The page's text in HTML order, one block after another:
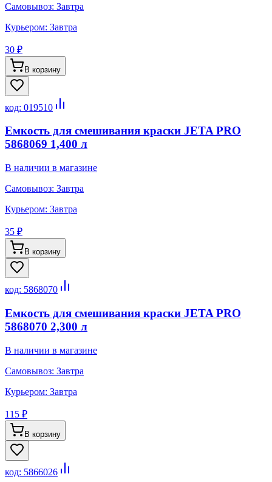
Самовывоз: Завтра
Курьером: Завтра
30 ₽
В корзину
код: 019510
Емкость для смешивания краски JETA PRO
5868069 1,400 л
В наличии в магазине
Самовывоз: Завтра
Курьером: Завтра
35 ₽
В корзину
код: 5868070
Емкость для смешивания краски JETA PRO
5868070 2,300 л
В наличии в магазине
Самовывоз: Завтра
Курьером: Завтра
115 ₽
В корзину
код: 5866026